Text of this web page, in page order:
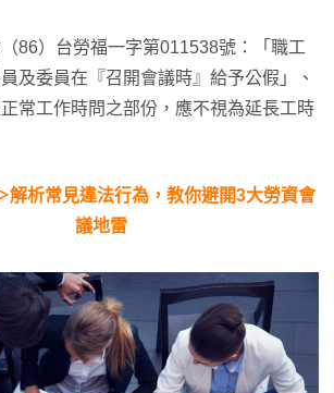
86）台勞福一字第011538號：「職工
及委員在『召開會議時』給予公假」、
正常工作時問之部份，應不視為延長工時
解析常見違法行為，教你避開3大勞資會
議地雷